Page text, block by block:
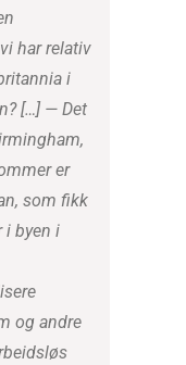
har relativ
i
[…] — Det
er
som fikk
i byen i
og andre